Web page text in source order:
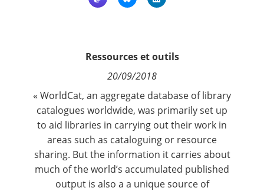
Ressources et outils
20/09/2018
« WorldCat, an aggregate database of library
catalogues worldwide, was primarily set up
to aid libraries in carrying out their work in
areas such as cataloguing or resource
sharing. But the information it carries about
much of the world’s accumulated published
output is also a a unique source of